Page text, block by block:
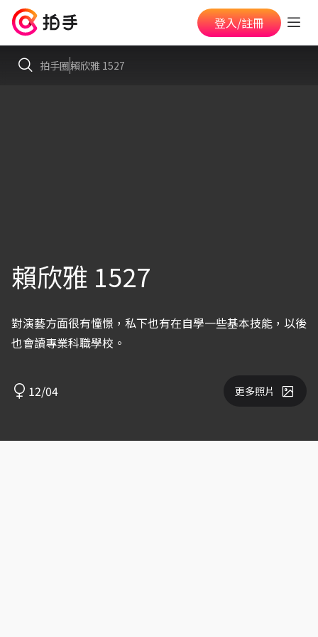
登入/註冊
拍手圈賴欣雅 1527
賴欣雅 1527
對演藝方面很有憧憬，私下也有在自學一些基本技能，以後
也會讀專業科職學校。
12/04 更多照片